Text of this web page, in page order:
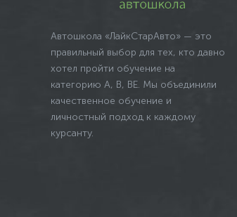
Автошкола «ЛайкСтарАвто» — это
правильный выбор для тех, кто давно
хотел пройти обучение на
категорию А, В, BE. Мы объединили
качественное обучение и
личностный подход к каждому
курсанту.